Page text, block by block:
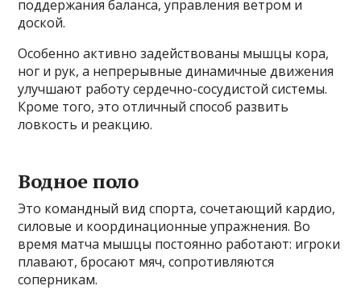
поддержания баланса, управления ветром и
доской.
Особенно активно задействованы мышцы кора,
ног и рук, а непрерывные динамичные движения
улучшают работу сердечно-сосудистой системы.
Кроме того, это отличный способ развить
ловкость и реакцию.
Водное поло
Это командный вид спорта, сочетающий кардио,
силовые и координационные упражнения. Во
время матча мышцы постоянно работают: игроки
плавают, бросают мяч, сопротивляются
соперникам.